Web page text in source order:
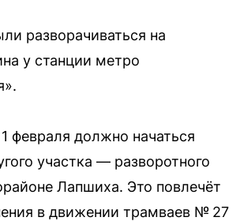
разворачиваться на
у станции метро
февраля должно начаться
участка — разворотного
Лапшиха. Это повлечёт
в движении трамваев № 27